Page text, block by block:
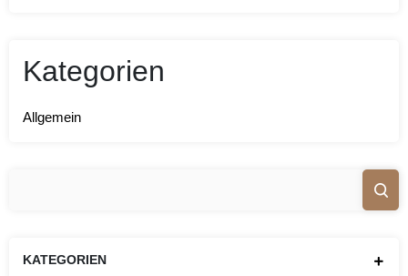
Kategorien
Allgemein
KATEGORIEN